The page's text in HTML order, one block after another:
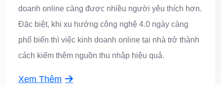
doanh online càng được nhiều người yêu thích hơn.
Đặc biệt, khi xu hướng công nghệ 4.0 ngày càng
phổ biến thì việc kinh doanh online tại nhà trở thành
cách kiếm thêm nguồn thu nhập hiệu quả.
Xem Thêm